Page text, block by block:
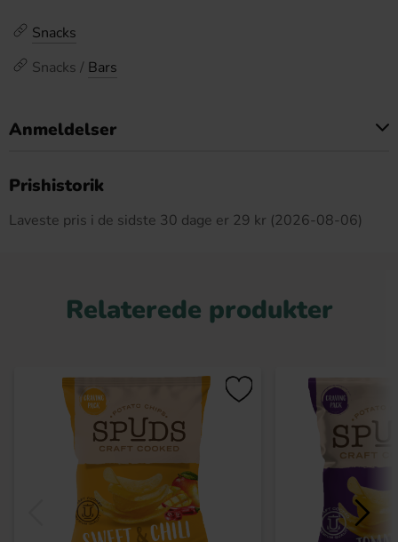
Snacks
Snacks / Bars
Anmeldelser
Prishistorik
Laveste pris i de sidste 30 dage er 29 kr (2026-08-06)
Relaterede produkter